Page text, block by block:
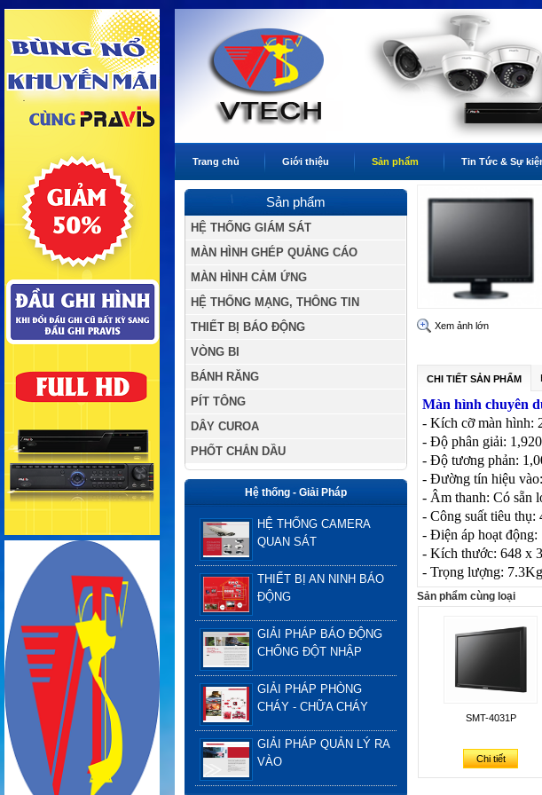
Trang chủ Giới thiệu Sản phẩm Tin Tức & Sự
Sản phẩm
HỆ THỐNG GIÁM SÁT
MÀN HÌNH GHÉP QUẢNG CÁO
MÀN HÌNH CẢM ỨNG
HỆ THỐNG MẠNG, THÔNG TIN
THIẾT BỊ BÁO ĐỘNG
VÒNG BI
BÁNH RĂNG
PÍT TÔNG
DÂY CUROA
PHỐT CHẮN DẦU
Hệ thống - Giải Pháp
HỆ THỐNG CAMERA
QUAN SÁT
THIẾT BỊ AN NINH BÁO
ĐỘNG
GIẢI PHÁP BÁO ĐỘNG
CHỐNG ĐỘT NHẬP
GIẢI PHÁP PHÒNG
CHÁY - CHỮA CHÁY
GIẢI PHÁP QUẢN LÝ RA
VÀO
Xem ảnh lớn
CHI TIẾT SẢN PHẨM
Màn hình chuyên
- Kích cỡ màn hình:
- Độ phân giải:
- Độ tương phản:
- Đường tín hiệu
- Âm thanh: Có sẵn
- Công suất tiêu thụ:
- Điện áp hoạt
- Kích thước: 648 x
- Trọng lượng:
Sản phẩm cùng loại
SMT-4031P
Chi tiết